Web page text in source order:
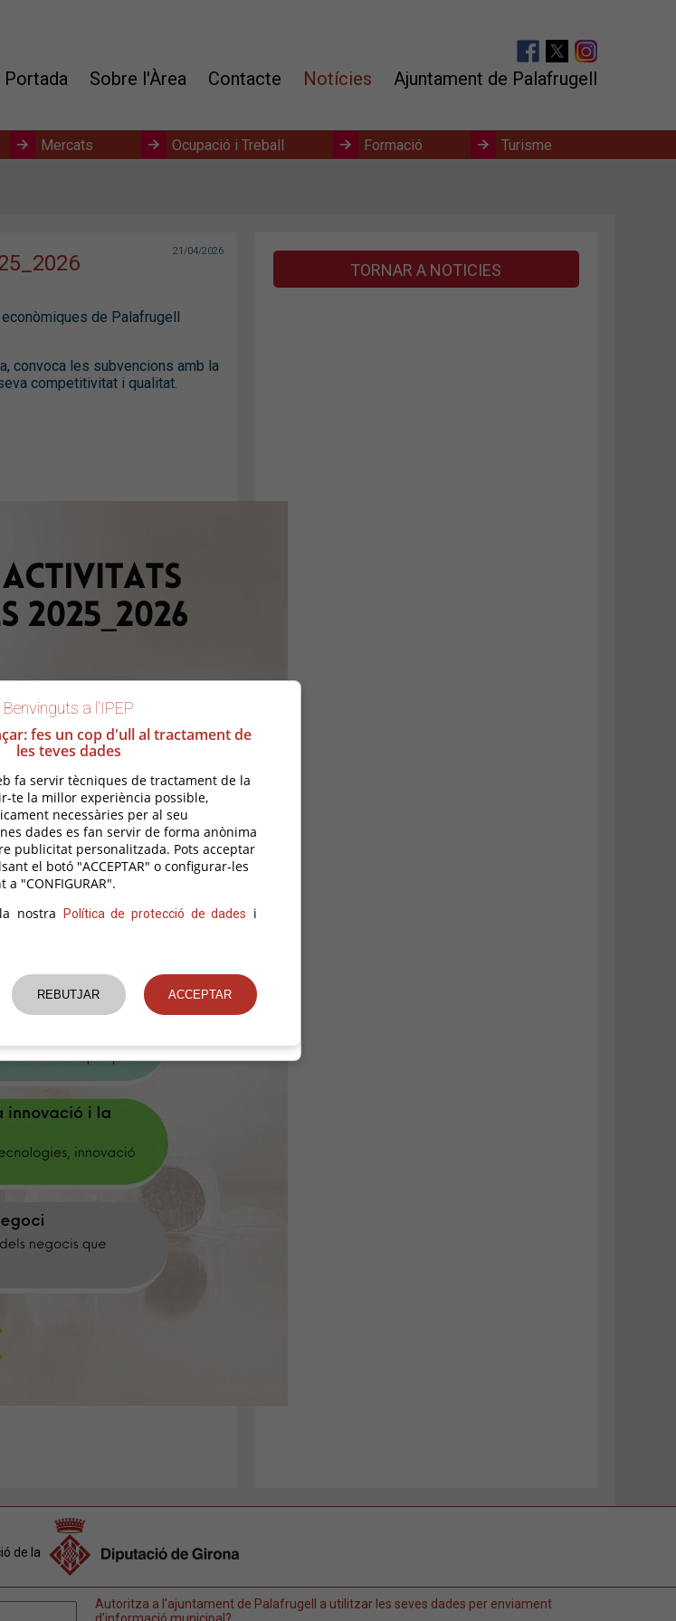
Portada Sobre l'Àrea Contacte Notícies Ajuntament de Palafrugell
Mercats Ocupació i Treball Formació Turisme
21/04/2026
de Palafrugell
convoca les subvencions amb la
competitivitat i qualitat.
TORNAR A NOTICIES
de la
Autoritza a l'ajuntament de Palafrugell a utilitzar les seves dades per enviament
Benvinguts a l'IPEP
fes un cop d'ull al tractament de
les teves dades
fa servir tècniques de tractament de la
te la millor experiència possible,
necessàries per al seu
dades es fan servir de forma anònima
publicitat personalitzada. Pots acceptar
el botó "ACCEPTAR" o configurar-les
"CONFIGURAR".
nostra Política de protecció de dades i